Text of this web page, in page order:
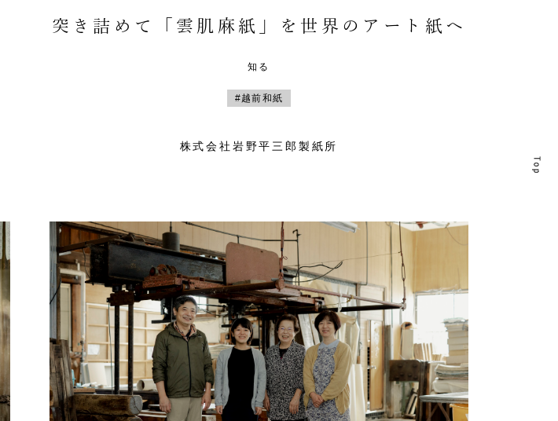
突き詰めて「雲肌麻紙」を世界のアート紙へ
知る
#越前和紙
株式会社岩野平三郎製紙所